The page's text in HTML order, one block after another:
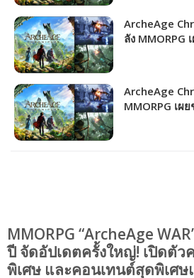
ArcheAge
ลัง MMORPG
ArcheAge
MMORPG เผ
MMORPG “ArcheAge
ปี จัดอัปเดตครั้งใหญ่! เปิดตัว
พิเศษ และคอนเทนต์สุดพิเศษ